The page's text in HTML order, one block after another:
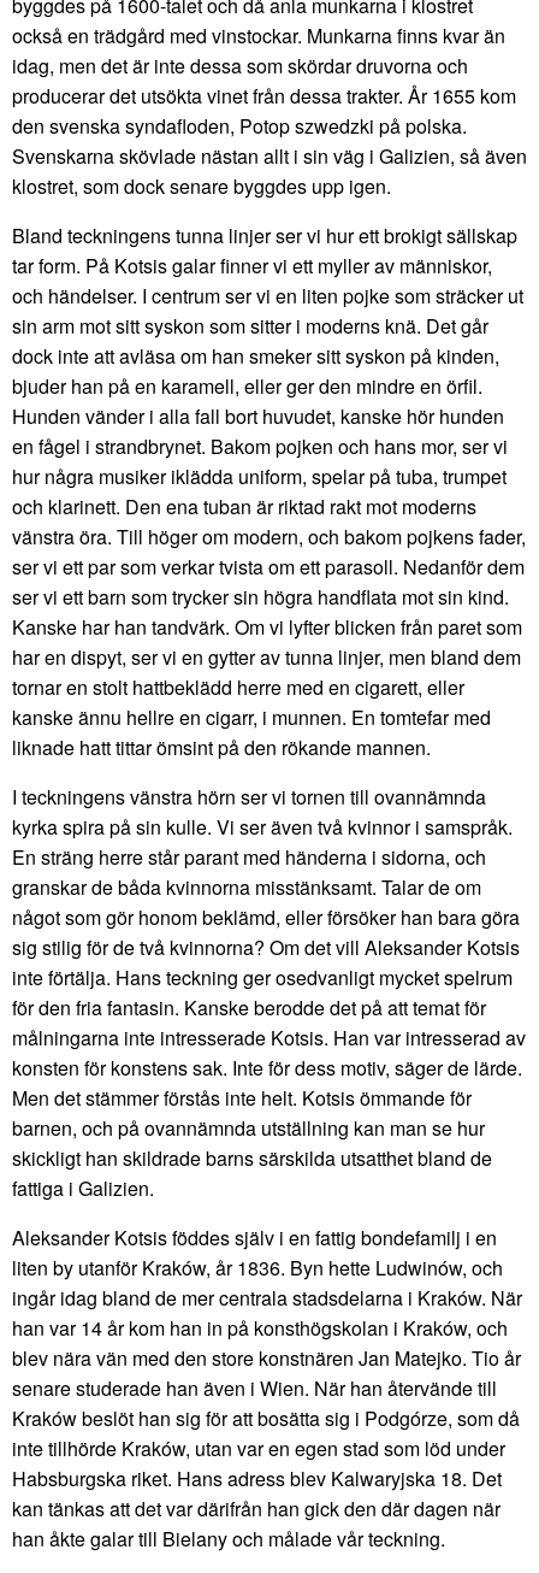
byggdes på 1600-talet och då anla munkarna i klostret
också en trädgård med vinstockar. Munkarna finns kvar än
idag, men det är inte dessa som skördar druvorna och
producerar det utsökta vinet från dessa trakter. År 1655 kom
den svenska syndafloden, Potop szwedzki på polska.
Svenskarna skövlade nästan allt i sin väg i Galizien, så även
klostret, som dock senare byggdes upp igen.
Bland teckningens tunna linjer ser vi hur ett brokigt sällskap
tar form. På Kotsis galar finner vi ett myller av människor,
och händelser. I centrum ser vi en liten pojke som sträcker ut
sin arm mot sitt syskon som sitter i moderns knä. Det går
dock inte att avläsa om han smeker sitt syskon på kinden,
bjuder han på en karamell, eller ger den mindre en örfil.
Hunden vänder i alla fall bort huvudet, kanske hör hunden
en fågel i strandbrynet. Bakom pojken och hans mor, ser vi
hur några musiker iklädda uniform, spelar på tuba, trumpet
och klarinett. Den ena tuban är riktad rakt mot moderns
vänstra öra. Till höger om modern, och bakom pojkens fader,
ser vi ett par som verkar tvista om ett parasoll. Nedanför dem
ser vi ett barn som trycker sin högra handflata mot sin kind.
Kanske har han tandvärk. Om vi lyfter blicken från paret som
har en dispyt, ser vi en gytter av tunna linjer, men bland dem
tornar en stolt hattbeklädd herre med en cigarett, eller
kanske ännu hellre en cigarr, i munnen. En tomtefar med
liknade hatt tittar ömsint på den rökande mannen.
I teckningens vänstra hörn ser vi tornen till ovannämnda
kyrka spira på sin kulle. Vi ser även två kvinnor i samspråk.
En sträng herre står parant med händerna i sidorna, och
granskar de båda kvinnorna misstänksamt. Talar de om
något som gör honom beklämd, eller försöker han bara göra
sig stilig för de två kvinnorna? Om det vill Aleksander Kotsis
inte förtälja. Hans teckning ger osedvanligt mycket spelrum
för den fria fantasin. Kanske berodde det på att temat för
målningarna inte intresserade Kotsis. Han var intresserad av
konsten för konstens sak. Inte för dess motiv, säger de lärde.
Men det stämmer förstås inte helt. Kotsis ömmande för
barnen, och på ovannämnda utställning kan man se hur
skickligt han skildrade barns särskilda utsatthet bland de
fattiga i Galizien.
Aleksander Kotsis föddes själv i en fattig bondefamilj i en
liten by utanför Kraków, år 1836. Byn hette Ludwinów, och
ingår idag bland de mer centrala stadsdelarna i Kraków. När
han var 14 år kom han in på konsthögskolan i Kraków, och
blev nära vän med den store konstnären Jan Matejko. Tio år
senare studerade han även i Wien. När han återvände till
Kraków beslöt han sig för att bosätta sig i Podgórze, som då
inte tillhörde Kraków, utan var en egen stad som löd under
Habsburgska riket. Hans adress blev Kalwaryjska 18. Det
kan tänkas att det var därifrån han gick den där dagen när
han åkte galar till Bielany och målade vår teckning.